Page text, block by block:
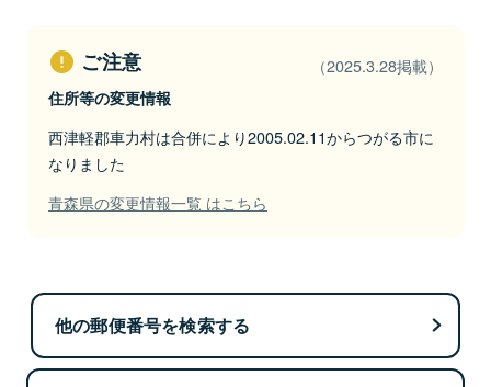
ご注意 （2025.3.28掲載）
住所等の変更情報
西津軽郡車力村は合併により2005.02.11からつがる市に
なりました
青森県の変更情報一覧 はこちら
他の郵便番号を検索する